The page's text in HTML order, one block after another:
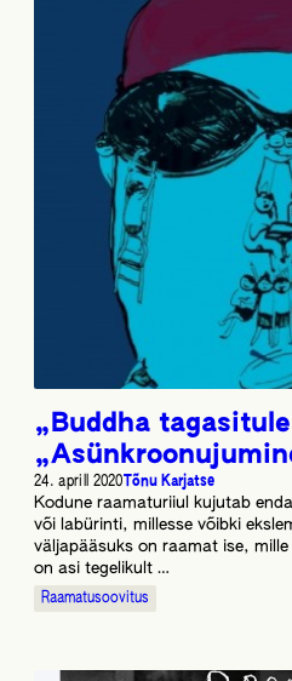
„Buddha
24. aprill 2020Tõnu Karjatse
Kodune raamaturiiul kujutab
või labürinti, millesse võibki
väljapääsuks on raamat ise,
on asi tegelikult …
Raamatusoovitus